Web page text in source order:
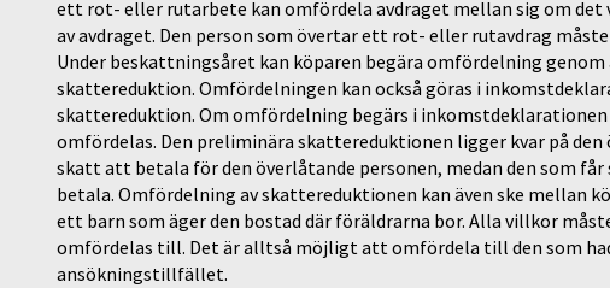
ett rot- eller rutarbete kan omfördela avdraget mellan sig om det
av avdraget. Den person som övertar ett rot- eller rutavdrag
Under beskattningsåret kan köparen begära omfördelning
skattereduktion. Omfördelningen kan också göras i
skattereduktion. Om omfördelning begärs i
omfördelas. Den preliminära skattereduktionen ligger kvar på
skatt att betala för den överlåtande personen, medan den som
betala. Omfördelning av skattereduktionen kan även ske mellan
ett barn som äger den bostad där föräldrarna bor. Alla villkor
omfördelas till. Det är alltså möjligt att omfördela till den som
ansökningstillfället.